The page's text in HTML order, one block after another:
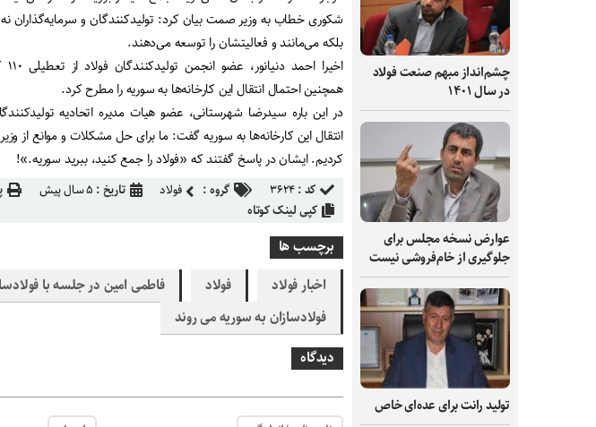
چشم‌انداز مبهم صنعت فولاد
در سال ۱۴۰۱
عوارض نسخه مجلس برای
جلوگیری از خام‌فروشی نیست
تولید رانت برای عده‌ای خاص
شکوری خطاب به وزیر صمت بیان کرد: تولیدکنندگان و سرمایه‌گذاران
بلکه می‌مانند و فعالیتشان را توسعه می‌دهند.
همچنین احتمال انتقال این کارخانه‌ها به سوریه را مطرح کرد.
در این باره سیدرضا شهرستانی، عضو هیات مدیره اتحادیه
انتقال این کارخانه‌ها به سوریه گفت: ما برای حل مشکلات و موانع از
کردیم. ایشان در پاسخ گفتند که «فولاد را جمع کنید، ببرید سوریه.»!
کد :۳۶۲۴ گروه : فولاد تاریخ : ۵ سال پیش
کپی لینک کوتاه
برچسب ها
اخبار فولاد
فولاد
فاطمی امین در جلسه با
فولادسازان به سوریه می روند
دیدگاه